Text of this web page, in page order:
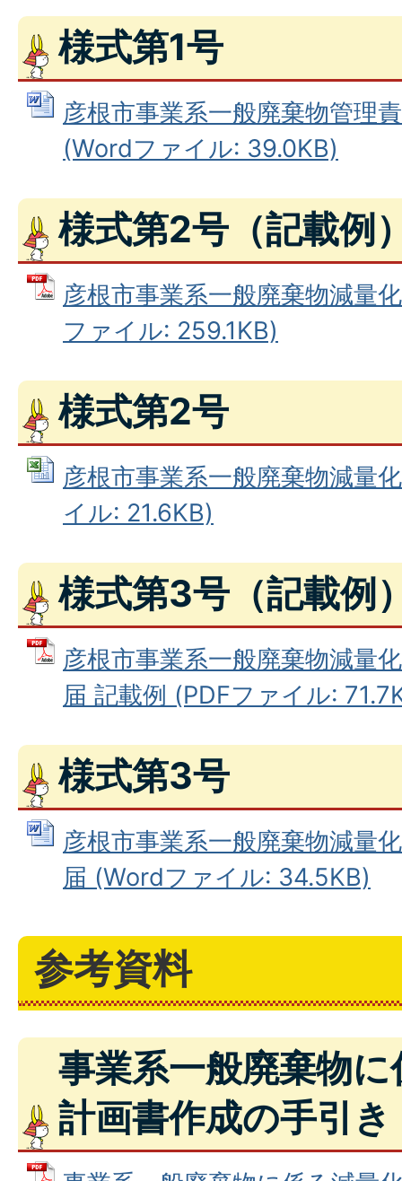
様式第1号
彦根市事業系一般廃棄物管理
(Wordファイル: 39.0KB)
様式第2号（記載例
彦根市事業系一般廃棄物減量
ファイル: 259.1KB)
様式第2号
彦根市事業系一般廃棄物減量
イル: 21.6KB)
様式第3号（記載例
彦根市事業系一般廃棄物減量
届 記載例 (PDFファイル:
様式第3号
彦根市事業系一般廃棄物減量
届 (Wordファイル: 34.5KB)
参考資料
事業系一般廃棄物
計画書作成の手引き